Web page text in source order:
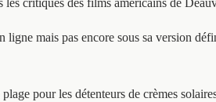
les critiques des films américains de
ligne mais pas encore sous sa version
pour les détenteurs de crèmes